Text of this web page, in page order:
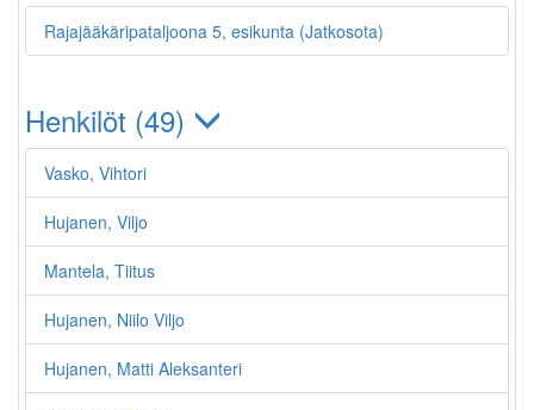
Rajajääkäripataljoona 5, esikunta (Jatkosota)
Henkilöt (49)
Vasko, Vihtori
Hujanen, Viljo
Mantela, Tiitus
Hujanen, Niilo Viljo
Hujanen, Matti Aleksanteri